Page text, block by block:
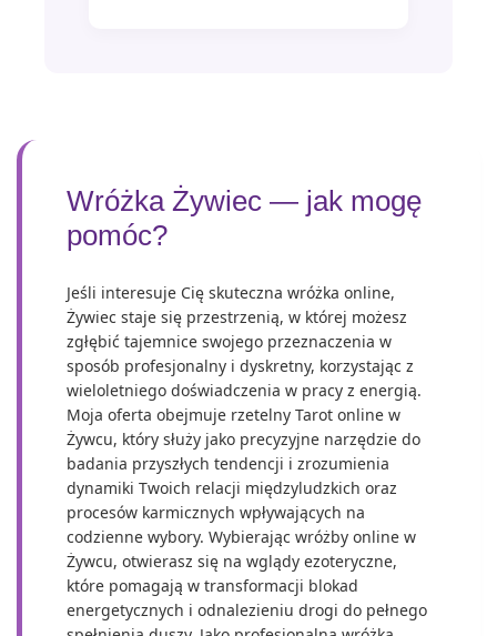
Wróżka Żywiec — jak mogę
pomóc?
Jeśli interesuje Cię skuteczna wróżka online,
Żywiec staje się przestrzenią, w której możesz
zgłębić tajemnice swojego przeznaczenia w
sposób profesjonalny i dyskretny, korzystając z
wieloletniego doświadczenia w pracy z energią.
Moja oferta obejmuje rzetelny Tarot online w
Żywcu, który służy jako precyzyjne narzędzie do
badania przyszłych tendencji i zrozumienia
dynamiki Twoich relacji międzyludzkich oraz
procesów karmicznych wpływających na
codzienne wybory. Wybierając wróżby online w
Żywcu, otwierasz się na wglądy ezoteryczne,
które pomagają w transformacji blokad
energetycznych i odnalezieniu drogi do pełnego